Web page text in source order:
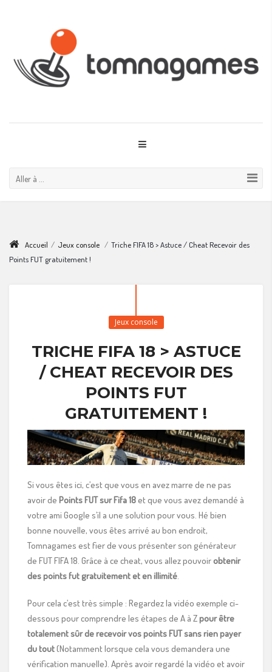
Aller à ...
Accueil / Jeux console / Triche FIFA 18 > Astuce / Cheat Recevoir des
Points FUT gratuitement !
Jeux console
TRICHE FIFA 18 > ASTUCE
/ CHEAT RECEVOIR DES
POINTS FUT
GRATUITEMENT !
Si vous êtes ici, c’est que vous en avez marre de ne pas
avoir de Points FUT sur Fifa 18et que vous avez demandé à
votre ami Google s’il a une solution pour vous. Hé bien
bonne nouvelle, vous êtes arrivé au bon endroit,
Tomnagames est fier de vous présenter son générateur
de FUT FIFA 18. Grâce à ce cheat, vous allez pouvoirobtenir
des points fut gratuitement et en illimité
Pour cela c’est très simple : Regardez la vidéo exemple ci-
dessous pour comprendre les étapes de A à Zpour être
totalement sûr de recevoir vos points FUT sans rien payer
du tout(Notamment lorsque cela vous demandera une
vérification manuelle). Après avoir regardé la vidéo et avoir